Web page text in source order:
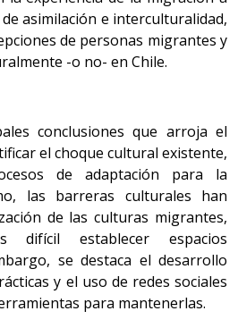
asimilación e interculturalidad,
de personas migrantes y
-o no- en Chile.
conclusiones que arroja el
el choque cultural existente,
de adaptación para la
las barreras culturales han
de las culturas migrantes,
establecer espacios
se destaca el desarrollo
y el uso de redes sociales
para mantenerlas.